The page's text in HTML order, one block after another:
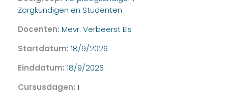
Zorgkundigen en Studenten
Docenten: Mevr. Verbeerst Els
Startdatum: 18/9/2026
Einddatum: 18/9/2026
Cursusdagen: 1